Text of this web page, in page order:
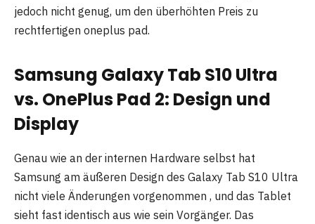
jedoch nicht genug, um den überhöhten Preis zu
rechtfertigen oneplus pad.
Samsung Galaxy Tab S10 Ultra
vs. OnePlus Pad 2: Design und
Display
Genau wie an der internen Hardware selbst hat
Samsung am äußeren Design des Galaxy Tab S10 Ultra
nicht viele Änderungen vorgenommen , und das Tablet
sieht fast identisch aus wie sein Vorgänger. Das